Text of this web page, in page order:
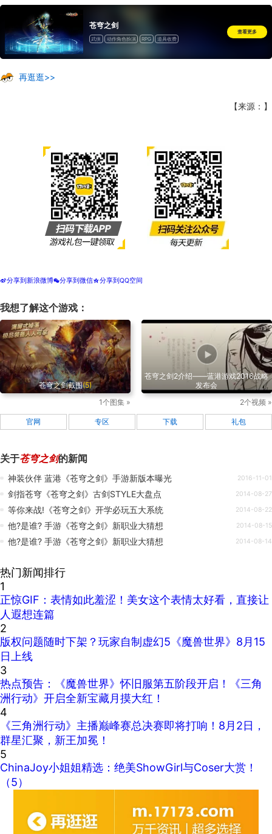
苍穹之剑
武侠 动作角色扮演 RPG 道具收费
查看更多
再逛逛>>
【来源：】
t分享到新浪微博w分享到微信z分享到QQ空间
我想了解这个游戏：
苍穹之剑截图(5)
1个图集 »
苍穹之剑2介绍——蓝港游戏2016战略
发布会
2个视频 »
官网 专区 下载 礼包
关于苍穹之剑的新闻
神装伙伴 蓝港《苍穹之剑》手游新版本曝光 2016-11-01
剑指苍穹《苍穹之剑》古剑STYLE大盘点 2014-08-27
等你来战!《苍穹之剑》开学必玩五大系统 2014-08-22
他?是谁? 手游《苍穹之剑》新职业大猜想 2014-08-15
他?是谁? 手游《苍穹之剑》新职业大猜想 2014-08-14
热门新闻排行
1
正惊GIF：表情如此羞涩！美女这个表情太好看，直接让
人遐想连篇
2
版权问题随时下架？玩家自制虚幻5《魔兽世界》8月15
日上线
3
热点预告：《魔兽世界》怀旧服第五阶段开启！《三角
洲行动》开启全新宝藏月摸大红！
4
《三角洲行动》主播巅峰赛总决赛即将打响！8月2日，
群星汇聚，新王加冕！
5
ChinaJoy小姐姐精选：绝美ShowGirl与Coser大赏！
（5）